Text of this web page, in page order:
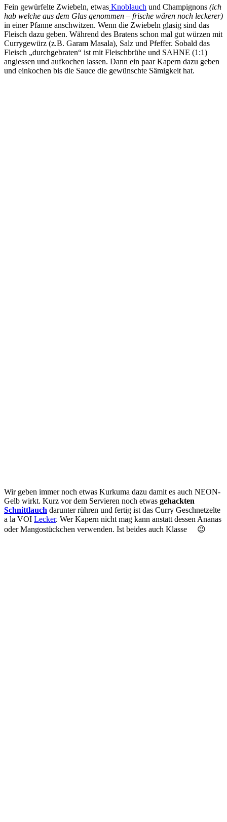
Fein gewürfelte Zwiebeln, etwas Knoblauch und Champignons (ich
hab welche aus dem Glas genommen – frische wären noch leckerer)
in einer Pfanne anschwitzen. Wenn die Zwiebeln glasig sind das
Fleisch dazu geben. Während des Bratens schon mal gut würzen mit
Currygewürz (z.B. Garam Masala), Salz und Pfeffer. Sobald das
Fleisch „durchgebraten“ ist mit Fleischbrühe und SAHNE (1:1)
angiessen und aufkochen lassen. Dann ein paar Kapern dazu geben
und einkochen bis die Sauce die gewünschte Sämigkeit hat.
Wir geben immer noch etwas Kurkuma dazu damit es auch NEON-
Gelb wirkt. Kurz vor dem Servieren noch etwas gehackten
Schnittlauch darunter rühren und fertig ist das Curry Geschnetzelte
a la VOI Lecker. Wer Kapern nicht mag kann anstatt dessen Ananas
oder Mangostückchen verwenden. Ist beides auch Klasse
😉